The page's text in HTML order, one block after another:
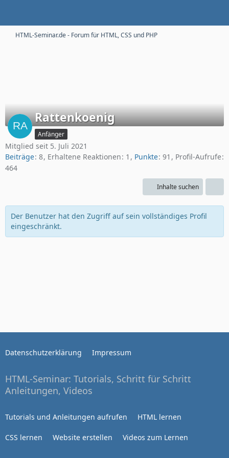
HTML-Seminar.de - Forum für HTML, CSS und PHP
Rattenkoenig
Anfänger
Mitglied seit 5. Juli 2021
Beiträge 8 Erhaltene Reaktionen 1 Punkte 91
Profil-Aufrufe
464
Inhalte suchen
Der Benutzer hat den Zugriff auf sein vollständiges Profil
eingeschränkt.
Datenschutzerklärung Impressum
HTML-Seminar: Tutorials, Schritt für Schritt
Anleitungen, Videos
Tutorials und Anleitungen aufrufen HTML lernen
CSS lernen Website erstellen Videos zum Lernen